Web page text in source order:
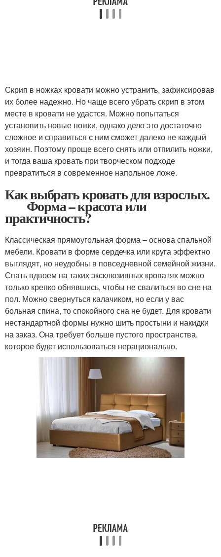
Скрип в ножках кровати можно устранить, зафиксировав
их более надежно. Но чаще всего убрать скрип в этом
месте в кровати не удастся. Можно попытаться
установить новые ножки, однако дело это достаточно
сложное и справиться с ним сможет далеко не каждый
хозяин. Поэтому проще всего снять или отпилить ножки,
и тогда ваша кровать при творческом подходе
превратиться в современное напольное ложе.
Как выбрать кровать для взрослых.
Форма – красота или
практичность?
Классическая прямоугольная форма – основа спальной
мебели. Кровати в форме сердечка или круга эффектно
выглядят, но неудобны в повседневной семейной жизни.
Спать вдвоем на таких эксклюзивных кроватях можно
только крепко обнявшись, чтобы не свалиться во сне на
пол. Можно свернуться калачиком, но если у вас
больная спина, то спокойного сна не будет. Для кровати
нестандартной формы нужно шить простыни и накидки
на заказ. Она требует больше пустого пространства,
которое будет использоваться нерационально.